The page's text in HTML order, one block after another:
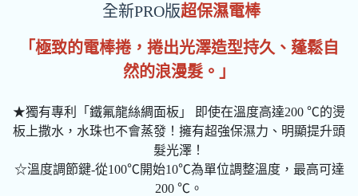
全新PRO版超保濕電棒
「極致的電棒捲，捲出光澤造型持久、蓬鬆自
然的浪漫髮。」
★獨有專利「鐵氟龍絲綢面板」 即使在溫度高達200 ℃的燙
板上撒水，水珠也不會蒸發！擁有超強保濕力、明顯提升頭
髮光澤！
☆溫度調節鍵-從100℃開始10℃為單位調整溫度，最高可達
200 ℃。